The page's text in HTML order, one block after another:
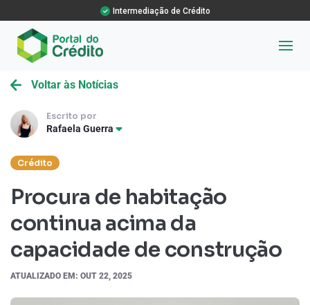
Intermediação de Crédito
Voltar às Notícias
Escrito por
Rafaela Guerra
Crédito
Procura de habitação
continua acima da
capacidade de construção
ATUALIZADO EM: OUT 22, 2025